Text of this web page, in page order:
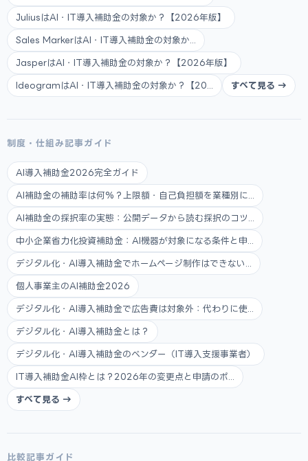
JuliusはAI・IT導入補助金の対象か？【2026年版】
Sales MarkerはAI・IT導入補助金の対象か...
JasperはAI・IT導入補助金の対象か？【2026年版】
IdeogramはAI・IT導入補助金の対象か？【20... すべて見る →
制度・仕組み記事ガイド
AI導入補助金2026完全ガイド
AI補助金の補助率は何%？上限額・自己負担額を業種別に...
AI補助金の採択率の実態：公開データから読む採択のコツ...
中小企業省力化投資補助金：AI機器が対象になる条件と申...
デジタル化・AI導入補助金でホームページ制作はできない...
個人事業主のAI補助金2026
デジタル化・AI導入補助金で広告費は対象外：代わりに使...
デジタル化・AI導入補助金とは？
デジタル化・AI導入補助金のベンダー（IT導入支援事業者）
IT導入補助金AI枠とは？2026年の変更点と申請のポ...
すべて見る →
比較記事ガイド